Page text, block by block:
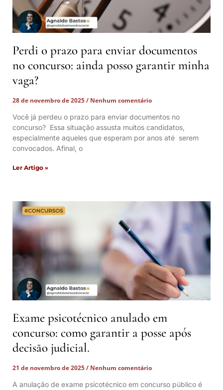
Perdi o prazo para enviar documentos
no concurso: ainda posso garantir minha
vaga?
28 de novembro de 2025
Nenhum comentário
Você já perdeu o prazo para enviar documentos no
concurso? Essa situação assusta muitos candidatos,
especialmente aqueles que esperam por anos até serem
convocados. Afinal, o
Ler Artigo »
Exame psicotécnico anulado em
concurso: como garantir a posse após
decisão judicial.
21 de novembro de 2025
Nenhum comentário
A anulação de exame psicotécnico em concurso público é